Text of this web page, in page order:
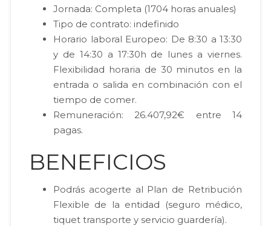
Jornada: Completa (1704 horas anuales)
Tipo de contrato: indefinido
Horario laboral Europeo: De 8:30 a 13:30
y de 14:30 a 17:30h de lunes a viernes.
Flexibilidad horaria de 30 minutos en la
entrada o salida en combinación con el
tiempo de comer.
Remuneración: 26.407,92€ entre 14
pagas.
BENEFICIOS
Podrás acogerte al Plan de Retribución
Flexible de la entidad (seguro médico,
tiquet transporte y servicio guardería).